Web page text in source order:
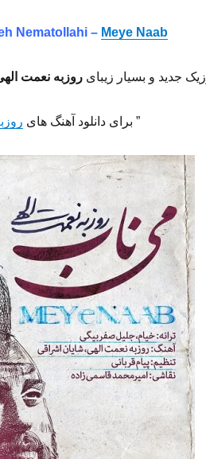
Nematollahi – Meye Naab
جدید و بسیار زیبایروزبه نعمت
” برای دانلود آهنگ های